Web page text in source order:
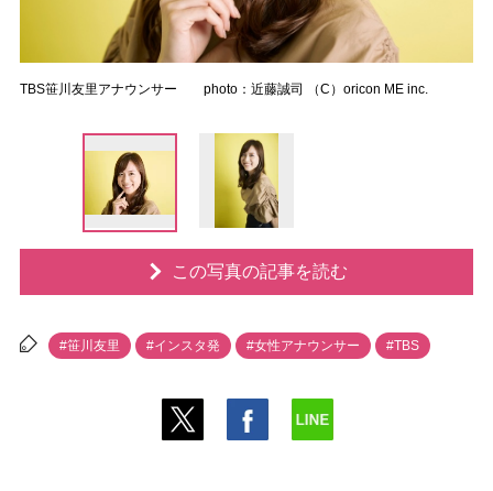
TBS笹川友里アナウンサー photo：近藤誠司 （C）oricon ME inc.
この写真の記事を読む
#笹川友里 #インスタ発 #女性アナウンサー #TBS